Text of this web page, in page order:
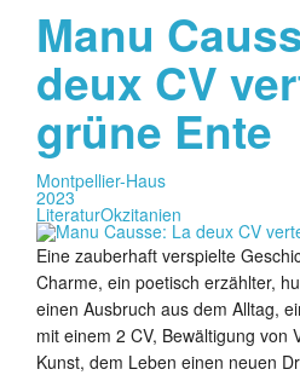
Manu
deux CV
grüne Ente
Montpellier-Haus
2023
LiteraturOkzitanien
Eine zauberhaft verspielte
Charme, ein poetisch erzählter,
einen Ausbruch aus dem Alltag,
mit einem 2 CV, Bewältigung von
Kunst, dem Leben einen neuen